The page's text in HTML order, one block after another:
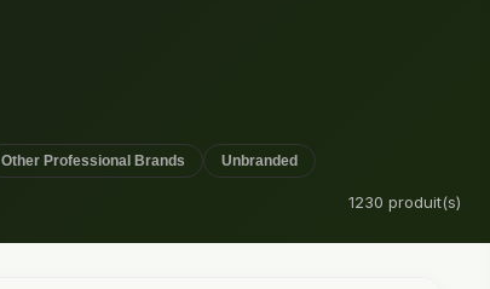
Other Professional Brands Unbranded
1230 produit(s)